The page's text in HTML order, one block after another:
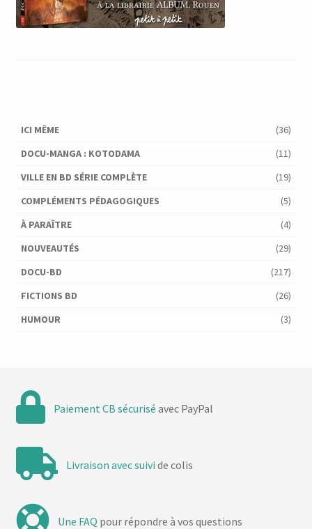
ICI MÊME
(36)
DOCU-MANGA : KOTODAMA
(11)
VILLE EN BD SÉRIE COMPLÈTE
(19)
COMPLÉMENTS PÉDAGOGIQUES
(5)
À PARAÎTRE
(4)
NOUVEAUTÉS
(29)
DOCU-BD
(217)
FICTIONS BD
(26)
HUMOUR
(3)
Paiement CB sécurisé avec PayPal
Livraison avec suivi de colis
Une FAQ pour répondre à vos questions